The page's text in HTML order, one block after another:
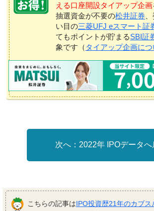
える口座開設タイアップ企画
抽選資金が不要の松井証券
い目の三菱UFJ eスマート証
てもポイントが貯まるSBI証
象です（ タイアップ企画につ
2022年 IPOデータへ
こちらの記事はIPO投資歴21年のカブス